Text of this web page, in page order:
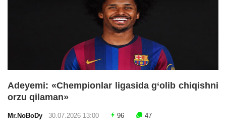
Adeyemi: «Chempionlar ligasida g‘olib chiqishni
orzu qilaman»
Mr.NoBoDy 30.07.2026 13:00 96 47